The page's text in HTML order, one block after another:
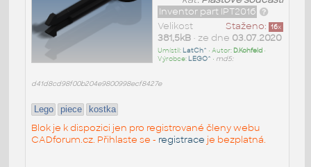
Inventor part IPT2016
Staženo: 16x
Velikost
381,5kB• ze dne 03.07.2020
Umístil: LatCh^ • Autor: D.Kohfeld•
Výrobce: LEGO^ • md5:
d41d8cd98f00b204e9800998ecf8427e
Lego piece kostka
Blok je k dispozici jen pro registrované členy webu
CADforum.cz. Přihlaste se - registrace je bezplatná.